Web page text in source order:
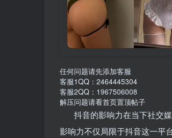
任何问题请先添加客服
客服1QQ：2464445304
客服2QQ：1967506008
解压问题请看首页置顶帖子
抖音的影响力在当下社交媒
影响力不仅局限于抖音这一平